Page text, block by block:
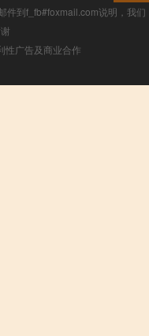
件到f_fb#foxmail.com说明，我们
性广告及商业合作